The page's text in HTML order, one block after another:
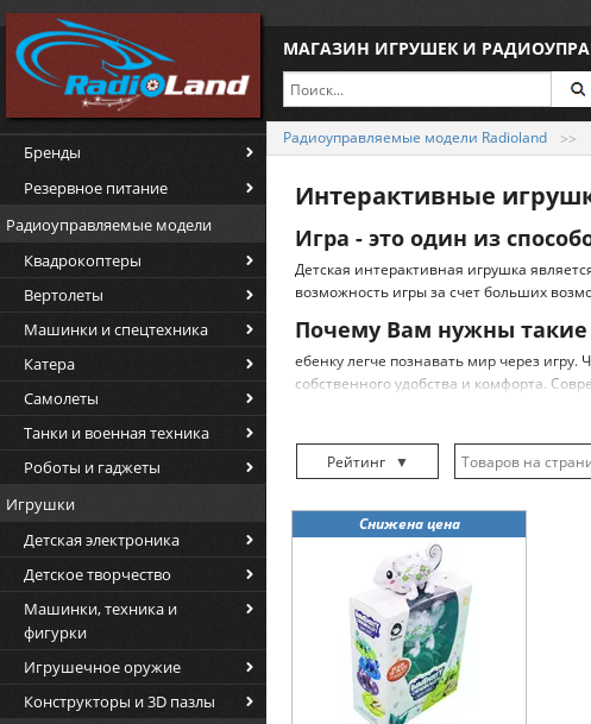
МАГАЗИН ИГРУШЕК И
Бренды
Резервное питание
Радиоуправляемые модели
Квадрокоптеры
Вертолеты
Машинки и спецтехника
Катера
Самолеты
Танки и военная техника
Роботы и гаджеты
Игрушки
Детская электроника
Детское творчество
Машинки, техника и
фигурки
Игрушечное оружие
Конструкторы и 3D пазлы
Радиоуправляемые модели Radioland
Интерактивные
Игра - это один из
Детская интерактивная игрушка
возможность игры за счет больших
Почему Вам нужны
ебенку легче познавать мир через игру.
собственного удобства и комфорта.
информационных технологий. По этой
занятию, пока малыш отдал
Интерактивная игрушка способна
маленького человечка очень легко
разобраться, то определенной
которым они относятся:
Развивающие коврики, центры (они
мелодии, заинтересуют ребят
Для деток в возрасте от года
мягкая книжка сама рассказывает
А яркие рисунки на страницах
Рейтинг
▼
Дата ▲
▼
Цена
Цена
▼
Снижена цена